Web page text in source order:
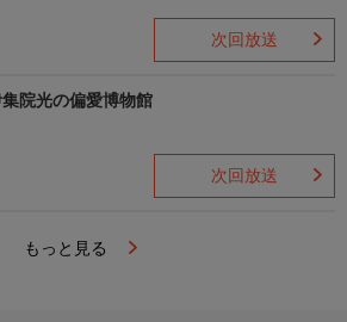
次回放送
院光の偏愛博物館
次回放送
もっと見る